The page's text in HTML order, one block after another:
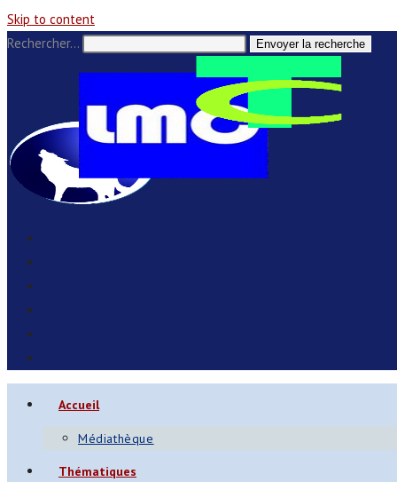
Skip to content
Rechercher…
Envoyer la recherche
Accueil
Médiathèque
Thématiques